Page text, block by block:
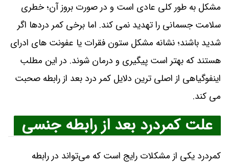
مشکل به طور کلی عادی است و در صورت بروز آن؛ خطری
سلامت جسمانی را تهدید نمی کند. اما برخی کمر دردها اگر
شدید باشند؛ نشانه مشکل ستون فقرات یا عفونت های ادرای
هستند که بهتر است پیگیری و درمان شوند. در این مطلب
اینفوگیاهی از اصلی ترین دلایل کمر درد بعد از رابطه صحبت
می کند.
علت کمردرد بعد از رابطه جنسی
کمردرد یکی از مشکلات رایج است که می‌تواند در رابطه